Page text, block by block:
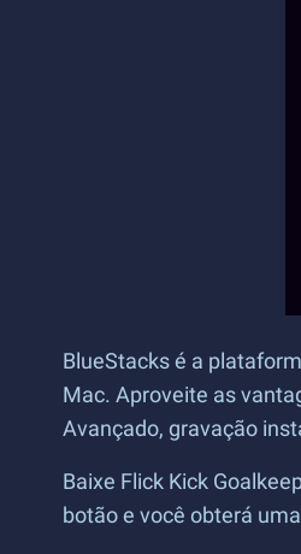
BlueStacks é a
Mac. Aproveite as
Avançado, gravação
Baixe Flick Kick
botão e você obterá